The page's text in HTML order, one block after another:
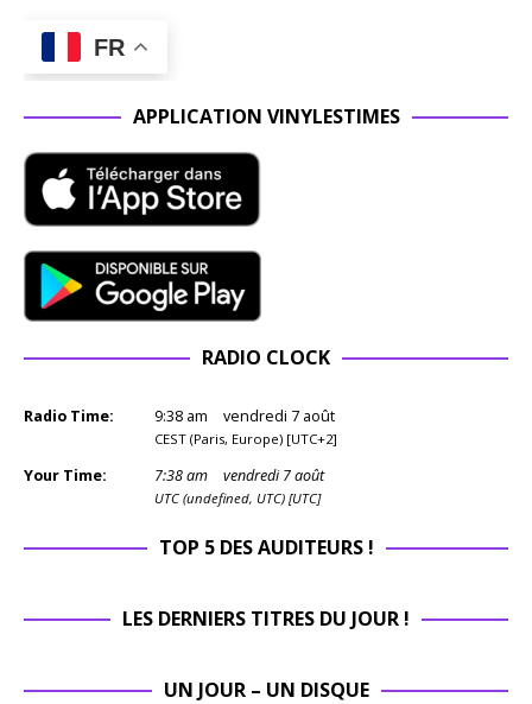
FR
APPLICATION VINYLESTIMES
RADIO CLOCK
Radio Time: 9:38 am vendredi 7 août
CEST (Paris, Europe) [UTC+2]
Your Time: 7:38am vendredi 7 août
UTC (undefined, UTC) [UTC]
TOP 5 DES AUDITEURS !
LES DERNIERS TITRES DU JOUR !
UN JOUR – UN DISQUE